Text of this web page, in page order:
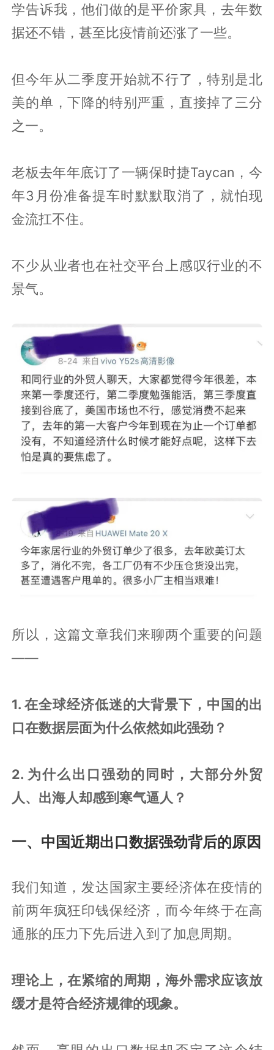
学告诉我，他们做的是平价家具，去年数
据还不错，甚至比疫情前还涨了一些。
但今年从二季度开始就不行了，特别是北
美的单，下降的特别严重，直接掉了三分
之一。
老板去年年底订了一辆保时捷Taycan，今
年3月份准备提车时默默取消了，就怕现
金流扛不住。
不少从业者也在社交平台上感叹行业的不
景气。
所以，这篇文章我们来聊两个重要的问题
——
1. 在全球经济低迷的大背景下，中国的出
口在数据层面为什么依然如此强劲？
2. 为什么出口强劲的同时，大部分外贸
人、出海人却感到寒气逼人？
一、中国近期出口数据强劲背后的原因
我们知道，发达国家主要经济体在疫情的
前两年疯狂印钱保经济，而今年终于在高
通胀的压力下先后进入到了加息周期。
理论上，在紧缩的周期，海外需求应该放
缓才是符合经济规律的现象。